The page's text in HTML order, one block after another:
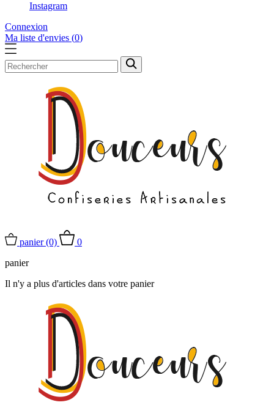
Instagram
Connexion
Ma liste d'envies (0)
panier(0)
0
panier
Il n'y a plus d'articles dans votre panier